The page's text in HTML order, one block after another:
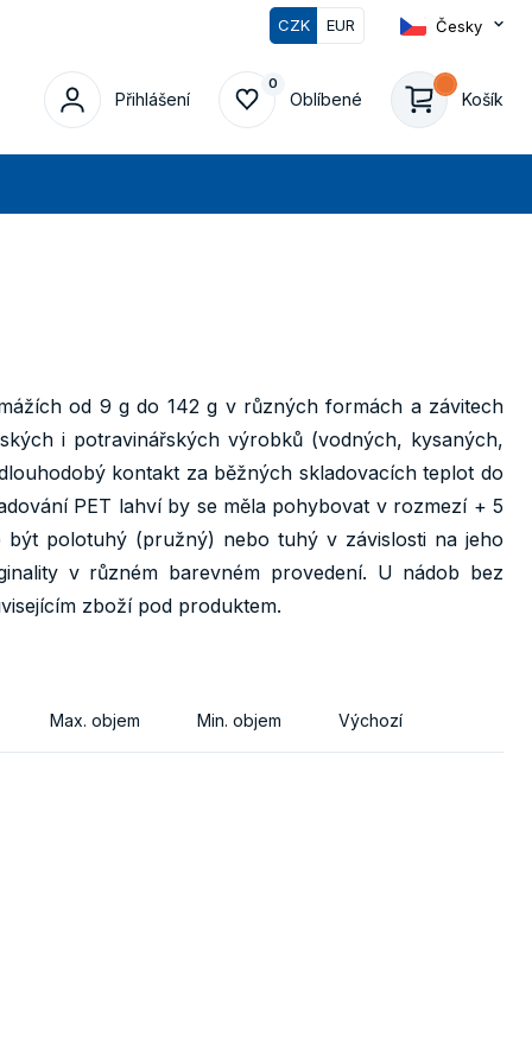
CZK EUR Česky
Přihlášení Oblíbené
0
Košík
od 9 g do 142 g v různých formách a závitech
i potravinářských výrobků (vodných, kysaných,
kontakt za běžných skladovacích teplot do
PET lahví by se měla pohybovat v rozmezí + 5
být polotuhý (pružný) nebo tuhý v závislosti na jeho
v různém barevném provedení. U nádob bez
zboží pod produktem.
Max. objem Min. objem Výchozí